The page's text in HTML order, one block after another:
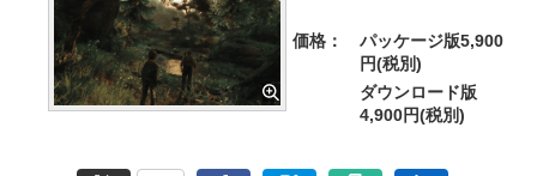
価格：
パッケージ版5,900
円(税別)
ダウンロード版
4,900円(税別)